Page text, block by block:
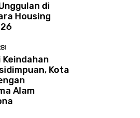
di
Housing
Kota
Alam